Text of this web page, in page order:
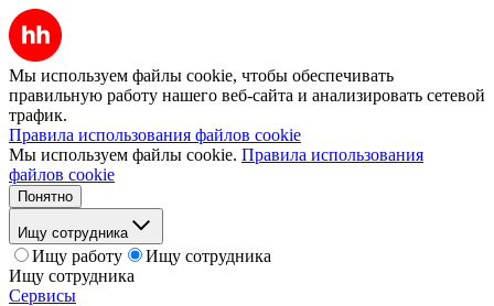
Мы используем файлы cookie, чтобы обеспечивать
правильную работу нашего веб-сайта и анализировать сетевой
трафик.
Правила использования файлов cookie
Мы используем файлы cookie. Правила использования
файлов cookie
Понятно
Ищу сотрудника
Ищу работу
Ищу сотрудника
Ищу сотрудника
Сервисы